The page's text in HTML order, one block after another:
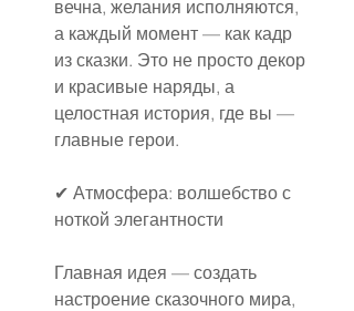
вечна, желания исполняются,
а каждый момент — как кадр
из сказки. Это не просто декор
и красивые наряды, а
целостная история, где вы —
главные герои.
✔ Атмосфера: волшебство с
ноткой элегантности
Главная идея — создать
настроение сказочного мира,